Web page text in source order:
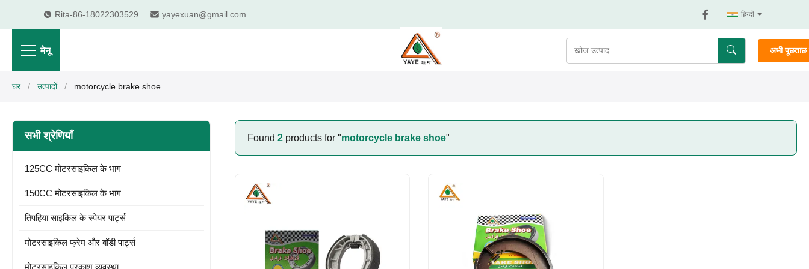
Rita-86-18022303529 yayexuan@gmail.com हिन्दी
मेनू अभी
घर / उत्पादों / motorcycle brake shoe
सभी श्रेणियाँ
125CC मोटरसाइकिल के भाग
150CC मोटरसाइकिल के भाग
तिपहिया साइकिल के स्पेयर पार्ट्स
मोटरसाइकिल फ्रेम और बॉडी पार्ट्स
मोटरसाइकिल प्रकाश व्यवस्था
Found 2 products for "motorcycle brake shoe"